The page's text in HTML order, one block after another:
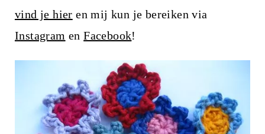
vind je hier en mij kun je bereiken via
Instagram enFacebook!